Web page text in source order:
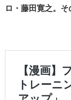
ロ・藤田寛之。そ